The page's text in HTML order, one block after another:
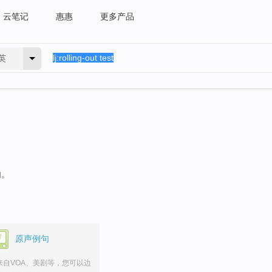
云笔记 惠惠 更多产品
原声例句
自VOA、美剧等，您可以边